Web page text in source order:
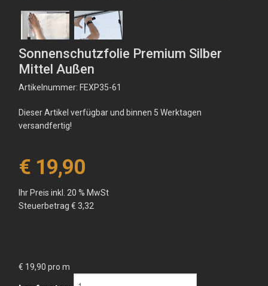
Sonnenschutzfolie Premium Silber
Mittel Außen
Artikelnummer: FEXP35-61
Dieser Artikel verfügbar und binnen 5 Werktagen
versandfertig!
€ 19,90
Ihr Preis inkl. 20 % MwSt
Steuerbetrag€ 3,32
€ 19,90 pro m